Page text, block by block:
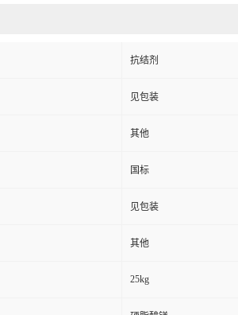
抗结剂
见包装
其他
国标
见包装
其他
25kg